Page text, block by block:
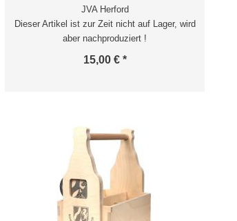
JVA Herford
Dieser Artikel ist zur Zeit nicht auf Lager, wird
aber nachproduziert !
15,00 € *